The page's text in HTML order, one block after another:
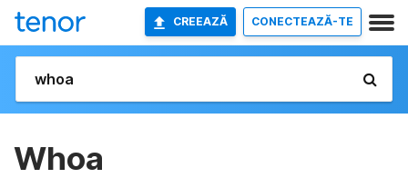
CREEAZĂ CONECTEAZĂ-TE
Whoa